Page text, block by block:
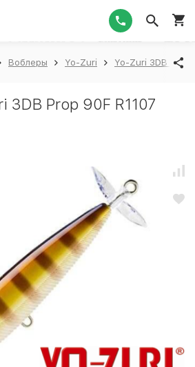
Воблеры Yo-Zuri Yo-Zuri 3DB Prop
3DB Prop 90F R1107